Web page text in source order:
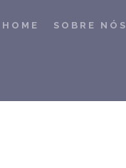
HOME SOBRE NÓS